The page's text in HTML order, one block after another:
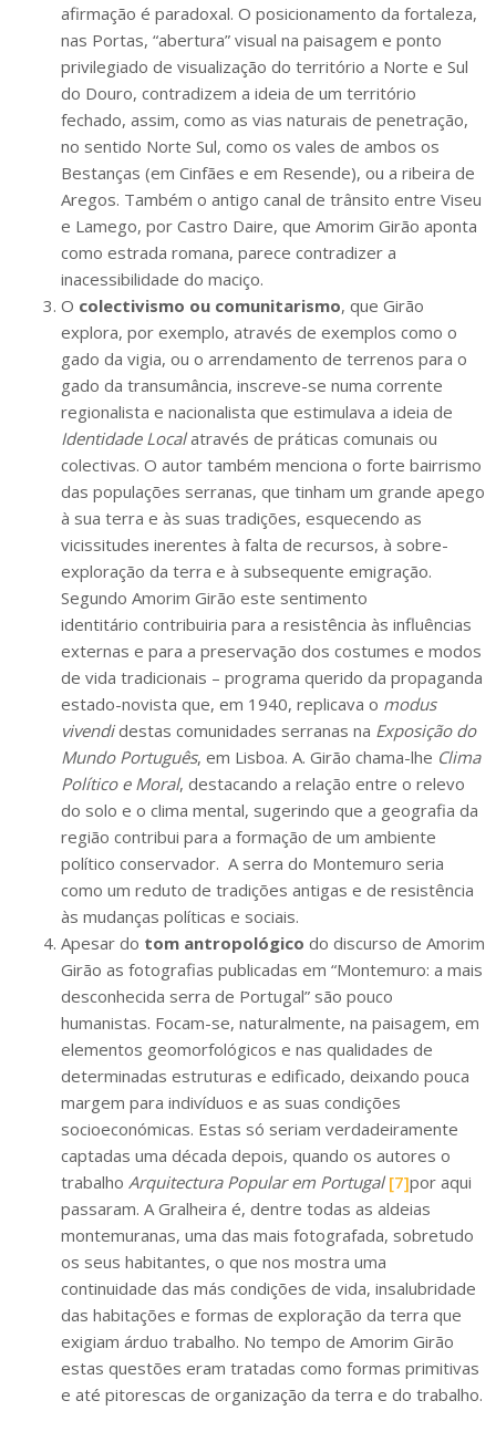
afirmação é paradoxal. O posicionamento da fortaleza,
nas Portas, “abertura” visual na paisagem e ponto
privilegiado de visualização do território a Norte e Sul
do Douro, contradizem a ideia de um território
fechado, assim, como as vias naturais de penetração,
no sentido Norte Sul, como os vales de ambos os
Bestanças (em Cinfães e em Resende), ou a ribeira de
Aregos. Também o antigo canal de trânsito entre Viseu
e Lamego, por Castro Daire, que Amorim Girão aponta
como estrada romana, parece contradizer a
inacessibilidade do maciço.
O colectivismo ou comunitarismo, que Girão
explora, por exemplo, através de exemplos como o
gado da vigia, ou o arrendamento de terrenos para o
gado da transumância, inscreve-se numa corrente
regionalista e nacionalista que estimulava a ideia de
Identidade Localatravés de práticas comunais ou
colectivas. O autor também menciona o forte bairrismo
das populações serranas, que tinham um grande apego
à sua terra e às suas tradições, esquecendo as
vicissitudes inerentes à falta de recursos, à sobre-
exploração da terra e à subsequente emigração.
Segundo Amorim Girão este sentimento
identitário contribuiria para a resistência às influências
externas e para a preservação dos costumes e modos
de vida tradicionais – programa querido da propaganda
estado-novista que, em 1940, replicava o modus
vivendidestas comunidades serranas na Exposição do
Mundo Português, em Lisboa. A. Girão chama-lhe Clima
Político e Moral, destacando a relação entre o relevo
do solo e o clima mental, sugerindo que a geografia da
região contribui para a formação de um ambiente
político conservador. ​ A serra do Montemuro seria
como um reduto de tradições antigas e de resistência
às mudanças políticas e sociais. ​
Apesar do tom antropológico do discurso de Amorim
Girão as fotografias publicadas em “Montemuro: a mais
desconhecida serra de Portugal” são pouco
humanistas. Focam-se, naturalmente, na paisagem, em
elementos geomorfológicos e nas qualidades de
determinadas estruturas e edificado, deixando pouca
margem para indivíduos e as suas condições
socioeconómicas. Estas só seriam verdadeiramente
captadas uma década depois, quando os autores o
trabalho Arquitectura Popular em Portugal [7]por aqui
passaram. A Gralheira é, dentre todas as aldeias
montemuranas, uma das mais fotografada, sobretudo
os seus habitantes, o que nos mostra uma
continuidade das más condições de vida, insalubridade
das habitações e formas de exploração da terra que
exigiam árduo trabalho. No tempo de Amorim Girão
estas questões eram tratadas como formas primitivas
e até pitorescas de organização da terra e do trabalho.